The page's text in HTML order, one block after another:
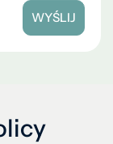
WYŚLIJ